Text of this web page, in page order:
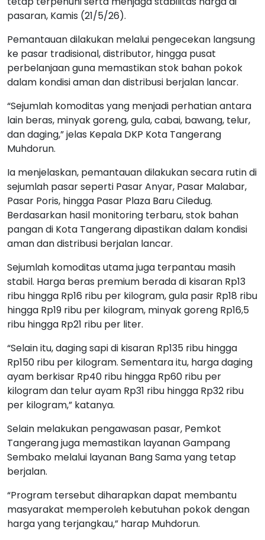
pasaran, Kamis (21/5/26).
Pemantauan dilakukan melalui pengecekan langsung
ke pasar tradisional, distributor, hingga pusat
perbelanjaan guna memastikan stok bahan pokok
dalam kondisi aman dan distribusi berjalan lancar.
“Sejumlah komoditas yang menjadi perhatian antara
lain beras, minyak goreng, gula, cabai, bawang, telur,
dan daging,” jelas Kepala DKP Kota Tangerang
Muhdorun.
Ia menjelaskan, pemantauan dilakukan secara rutin di
sejumlah pasar seperti Pasar Anyar, Pasar Malabar,
Pasar Poris, hingga Pasar Plaza Baru Ciledug.
Berdasarkan hasil monitoring terbaru, stok bahan
pangan di Kota Tangerang dipastikan dalam kondisi
aman dan distribusi berjalan lancar.
Sejumlah komoditas utama juga terpantau masih
stabil. Harga beras premium berada di kisaran Rp13
ribu hingga Rp16 ribu per kilogram, gula pasir Rp18 ribu
hingga Rp19 ribu per kilogram, minyak goreng Rp16,5
ribu hingga Rp21 ribu per liter.
“Selain itu, daging sapi di kisaran Rp135 ribu hingga
Rp150 ribu per kilogram. Sementara itu, harga daging
ayam berkisar Rp40 ribu hingga Rp60 ribu per
kilogram dan telur ayam Rp31 ribu hingga Rp32 ribu
per kilogram,” katanya.
Selain melakukan pengawasan pasar, Pemkot
Tangerang juga memastikan layanan Gampang
Sembako melalui layanan Bang Sama yang tetap
berjalan.
“Program tersebut diharapkan dapat membantu
masyarakat memperoleh kebutuhan pokok dengan
harga yang terjangkau,” harap Muhdorun.